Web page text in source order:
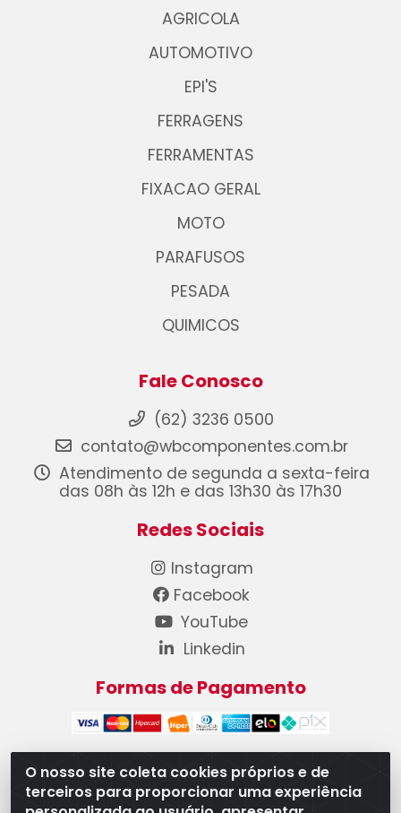
O nosso site coleta cookies próprios e de
terceiros para proporcionar uma experiência
AGRICOLA
AUTOMOTIVO
EPI'S
FERRAGENS
FERRAMENTAS
FIXACAO GERAL
MOTO
PARAFUSOS
PESADA
QUIMICOS
Fale Conosco
(62) 3236 0500
contato@wbcomponentes.com.br
Atendimento de segunda a sexta-feira
das 08h às 12h e das 13h30 às 17h30
Redes Sociais
Instagram
Facebook
YouTube
Linkedin
Formas de Pagamento
WB Componentes Automotivos LTDA - CNPJ